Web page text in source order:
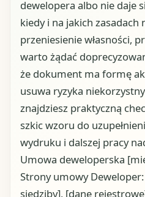
dewelopera albo nie daje
kiedy i na jakich
przeniesienie własności,
warto żądać
że dokument ma formę
usuwa ryzyka
znajdziesz praktyczną
szkic wzoru do
wydruku i dalszej pracy
Umowa deweloperska
Strony umowy
siedziby], [dane